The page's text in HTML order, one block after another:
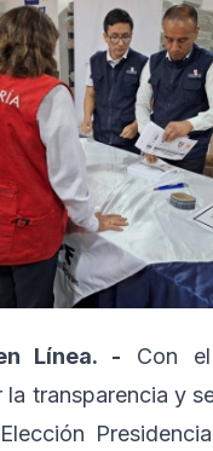
Línea. - Con
la transparencia y